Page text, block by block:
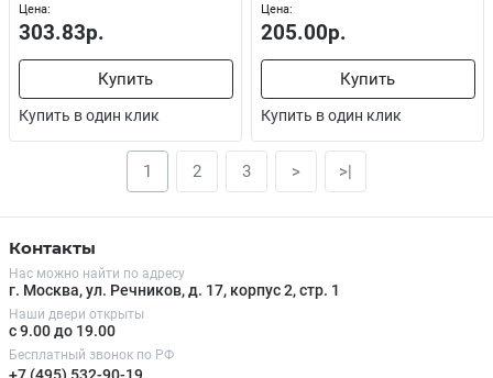
Цена:
303.83р.
Купить
Купить в один клик
Цена:
205.00р.
Купить
Купить в один клик
1 2 3 > >|
Контакты
Нас можно найти по адресу
г. Москва, ул. Речников, д. 17, корпус 2, стр. 1
Наши двери открыты
с 9.00 до 19.00
Бесплатный звонок по РФ